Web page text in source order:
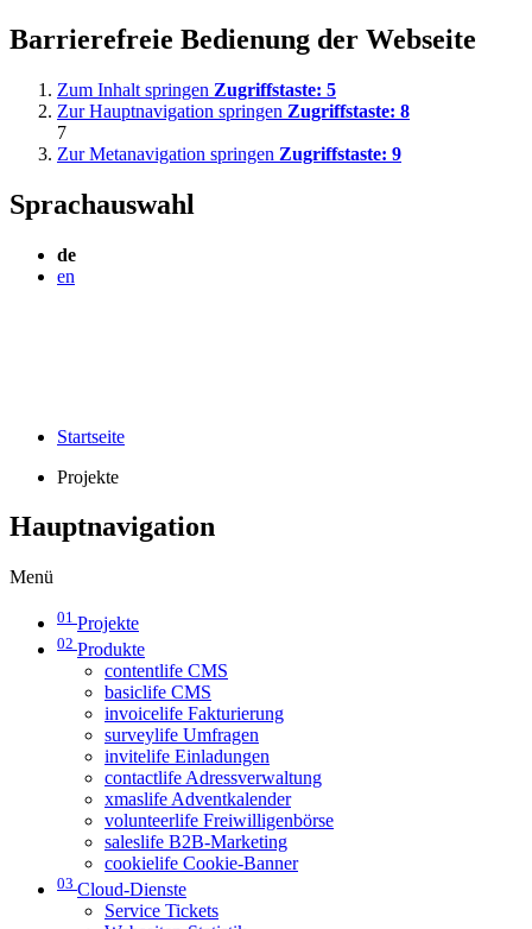
Barrierefreie Bedienung der Webseite
Zum Inhalt springen Zugriffstaste: 5
Zur Hauptnavigation springen Zugriffstaste: 8
7
Zur Metanavigation springen Zugriffstaste: 9
Sprachauswahl
de
en
Startseite
Projekte
Hauptnavigation
Menü
01 Projekte
02 Produkte
contentlife CMS
basiclife CMS
invoicelife Fakturierung
surveylife Umfragen
invitelife Einladungen
contactlife Adressverwaltung
xmaslife Adventkalender
volunteerlife Freiwilligenbörse
saleslife B2B-Marketing
cookielife Cookie-Banner
03 Cloud-Dienste
Service Tickets